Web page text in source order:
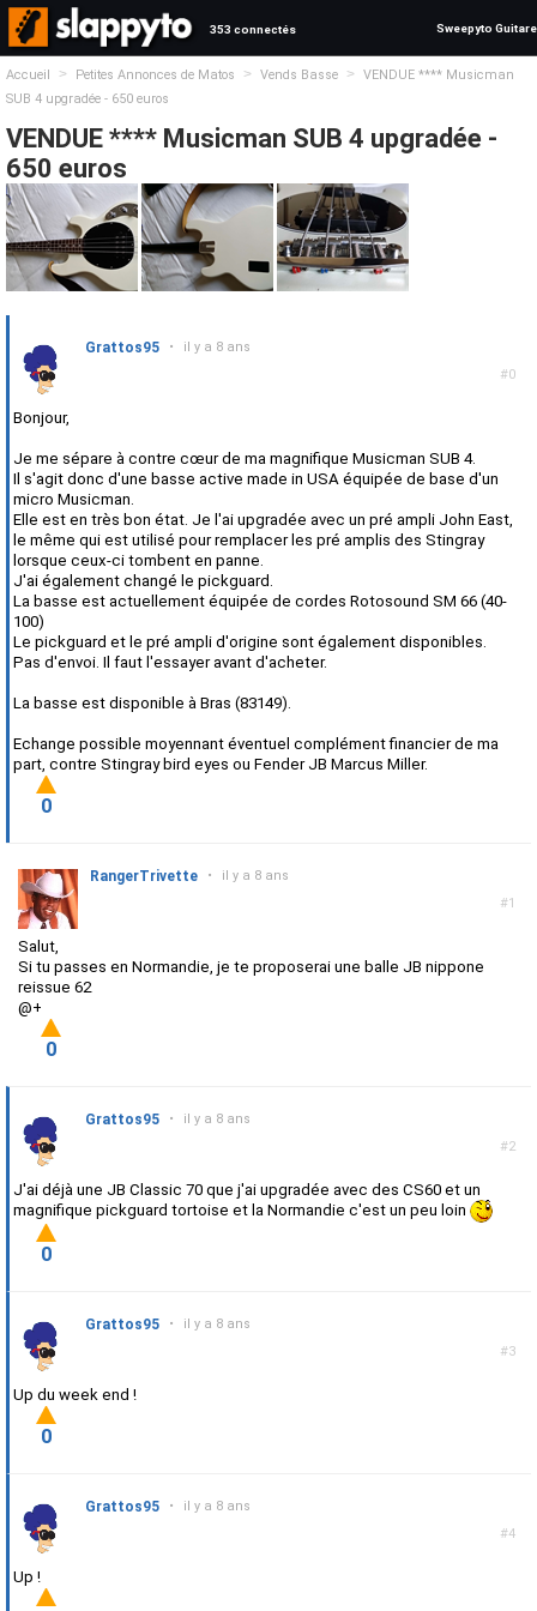
353 connectés Sweepyto Guitare
Accueil > Petites Annonces de Matos > Vends Basse >
VENDUE **** Musicman
SUB 4 upgradée - 650 euros
VENDUE **** Musicman SUB 4 upgradée -
650 euros
#0
Grattos95 • il y a 8 ans
Bonjour,
Je me sépare à contre cœur de ma magnifique Musicman SUB 4.
Il s'agit donc d'une basse active made in USA équipée de base d'un
micro Musicman.
Elle est en très bon état. Je l'ai upgradée avec un pré ampli John East,
le même qui est utilisé pour remplacer les pré amplis des Stingray
lorsque ceux-ci tombent en panne.
J'ai également changé le pickguard.
La basse est actuellement équipée de cordes Rotosound SM 66 (40-
100)
Le pickguard et le pré ampli d'origine sont également disponibles.
Pas d'envoi. Il faut l'essayer avant d'acheter.
La basse est disponible à Bras (83149).
Echange possible moyennant éventuel complément financier de ma
part, contre Stingray bird eyes ou Fender JB Marcus Miller.
0
#1
RangerTrivette • il y a 8 ans
Salut,
Si tu passes en Normandie, je te proposerai une balle JB nippone
reissue 62
@+
0
#2
Grattos95 • il y a 8 ans
J'ai déjà une JB Classic 70 que j'ai upgradée avec des CS60 et un
magnifique pickguard tortoise et la Normandie c'est un peu loin
0
#3
Grattos95 • il y a 8 ans
Up du week end !
0
#4
Grattos95 • il y a 8 ans
Up !